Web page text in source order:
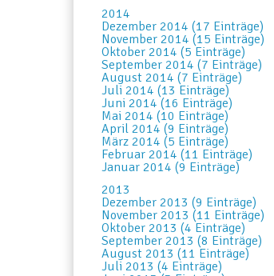
2014
Dezember 2014 (17 Einträge)
November 2014 (15 Einträge)
Oktober 2014 (5 Einträge)
September 2014 (7 Einträge)
August 2014 (7 Einträge)
Juli 2014 (13 Einträge)
Juni 2014 (16 Einträge)
Mai 2014 (10 Einträge)
April 2014 (9 Einträge)
März 2014 (5 Einträge)
Februar 2014 (11 Einträge)
Januar 2014 (9 Einträge)
2013
Dezember 2013 (9 Einträge)
November 2013 (11 Einträge)
Oktober 2013 (4 Einträge)
September 2013 (8 Einträge)
August 2013 (11 Einträge)
Juli 2013 (4 Einträge)